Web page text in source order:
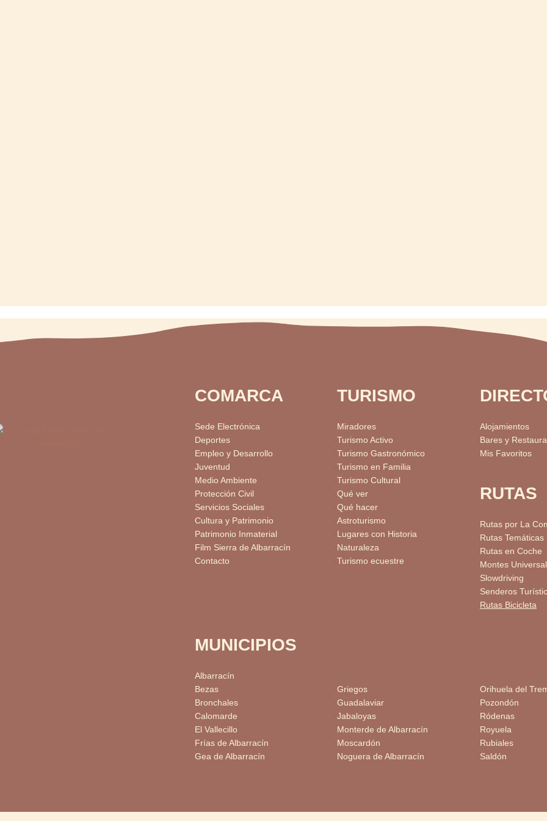
COMARCA
Sede Electrónica
Deportes
Empleo y Desarrollo
Juventud
Medio Ambiente
Protección Civil
Servicios Sociales
Cultura y Patrimonio
Patrimonio Inmaterial
Film Sierra de Albarracín
Contacto
TURISMO
Miradores
Turismo Activo
Turismo Gastronómico
Turismo en Familia
Turismo Cultural
Qué ver
Qué hacer
Astroturismo
Lugares con Historia
Naturaleza
Turismo ecuestre
Alojamientos
Bares y
Mis Favoritos
RUTAS
Rutas por La
Rutas Temáticas
Rutas en Coche
Montes
Slowdriving
Senderos
Rutas Bicicleta
MUNICIPIOS
Albarracín
Bezas
Bronchales
Calomarde
El Vallecillo
Frías de Albarracín
Gea de Albarracín
Griegos
Guadalaviar
Jabaloyas
Monterde de Albarracín
Moscardón
Noguera de Albarracín
Orihuela del
Pozondón
Ródenas
Royuela
Rubiales
Saldón